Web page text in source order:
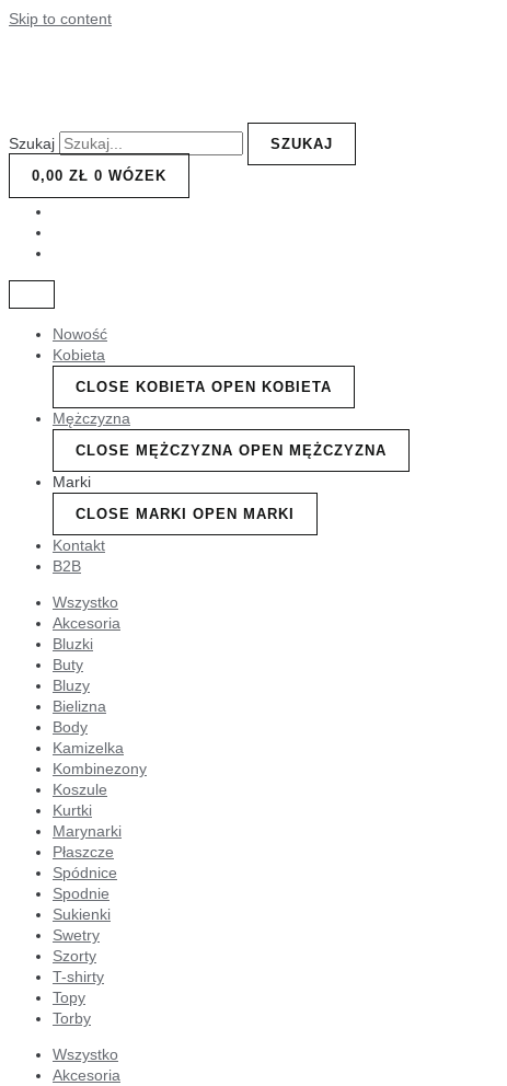
Skip to content
Szukaj
SZUKAJ
0,00 ZŁ 0 WÓZEK
Nowość
Kobieta
CLOSE KOBIETA OPEN KOBIETA
Mężczyzna
CLOSE MĘŻCZYZNA OPEN MĘŻCZYZNA
Marki
CLOSE MARKI OPEN MARKI
Kontakt
B2B
Wszystko
Akcesoria
Bluzki
Buty
Bluzy
Bielizna
Body
Kamizelka
Kombinezony
Koszule
Kurtki
Marynarki
Płaszcze
Spódnice
Spodnie
Sukienki
Swetry
Szorty
T-shirty
Topy
Torby
Wszystko
Akcesoria